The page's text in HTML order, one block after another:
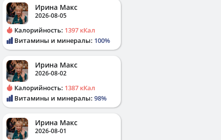
Ирина Макс
2026-08-05
Калорийность: 1397 кКал
Витамины и минералы: 100%
Ирина Макс
2026-08-02
Калорийность: 1387 кКал
Витамины и минералы: 98%
Ирина Макс
2026-08-01